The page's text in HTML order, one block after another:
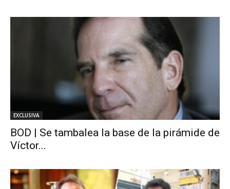
EXCLUSIVA
BOD | Se tambalea la base de la pirámide de
Víctor...